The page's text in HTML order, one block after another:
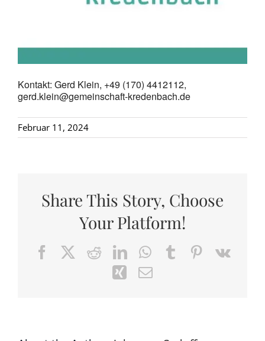
Kontakt: Gerd Klein, +49 (170) 4412112,
gerd.klein@gemeinschaft-kredenbach.de
Februar 11, 2024
Share This Story, Choose
Your Platform!
FacebookRedditLinkedInWhatsApp
TumblrPinterest
Vk
XingEmail